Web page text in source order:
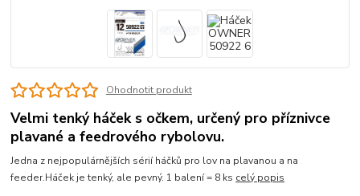
Ohodnotit produkt
Velmi tenký háček s očkem, určený pro příznivce
plavané a feedrového rybolovu.
Jedna z nejpopulárnějších sérií háčků pro lov na plavanou a na
feeder.Háček je tenký, ale pevný. 1 balení = 8 ks celý popis